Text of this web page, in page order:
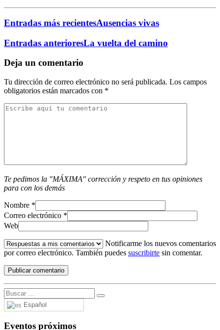
Entradas más recientesAusencias vivas
Entradas anterioresLa vuelta del camino
Deja un comentario
Tu dirección de correo electrónico no será publicada. Los campos
obligatorios están marcados con *
Te pedimos la "MÁXIMA" corrección y respeto en tus opiniones
para con los demás
Nombre *
Correo electrónico *
Web
Notificarme los nuevos comentarios
por correo electrónico. También puedes suscribirte sin comentar.
Español
Eventos próximos